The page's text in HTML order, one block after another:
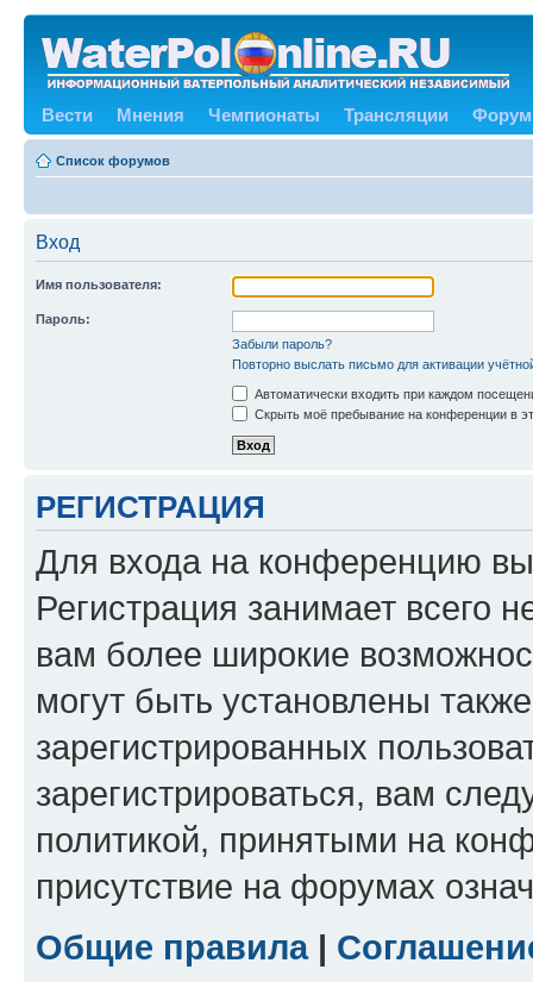
Вести Мнения Чемпионаты Трансляции Форум
Список форумов
Вход
Имя пользователя:
Пароль:
Забыли пароль?
Повторно выслать письмо для активации
Автоматически входить при каждом
Скрыть моё пребывание на конференции в
РЕГИСТРАЦИЯ
Для входа на конференцию
Регистрация занимает всего
вам более широкие
могут быть установлены
зарегистрированных
зарегистрироваться, вам
политикой, принятыми на
присутствие на форумах
Общие правила|